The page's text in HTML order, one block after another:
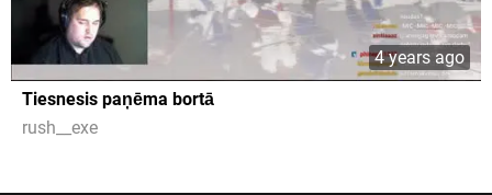
4 years ago
Tiesnesis paņēma bortā
rush__exe